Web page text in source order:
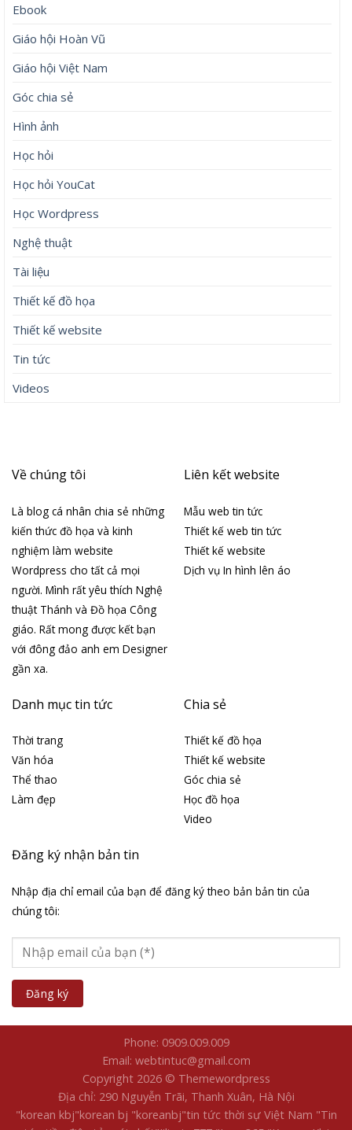
Ebook
Giáo hội Hoàn Vũ
Giáo hội Việt Nam
Góc chia sẻ
Hình ảnh
Học hỏi
Học hỏi YouCat
Học Wordpress
Nghệ thuật
Tài liệu
Thiết kế đồ họa
Thiết kế website
Tin tức
Videos
Về chúng tôi
Là blog cá nhân chia sẻ những
kiến thức đồ họa và kinh
nghiệm làm website
Wordpress cho tất cả mọi
người. Mình rất yêu thích Nghệ
thuật Thánh và Đồ họa Công
giáo. Rất mong được kết bạn
với đông đảo anh em Designer
gần xa.
Liên kết website
Mẫu web tin tức
Thiết kế web tin tức
Thiết kế website
Dịch vụ In hình lên áo
Danh mục tin tức
Thời trang
Văn hóa
Thể thao
Làm đẹp
Chia sẻ
Thiết kế đồ họa
Thiết kế website
Góc chia sẻ
Học đồ họa
Video
Đăng ký nhận bản tin
Nhập địa chỉ email của bạn để đăng ký theo bản bản tin của
chúng tôi:
Phone: 0909.009.009
Email: webtintuc@gmail.com
Copyright 2026 © Themewordpress
Địa chỉ: 290 Nguyễn Trãi, Thanh Xuân, Hà Nội
"korean kbj​"korean bj "koreanbj​"tin tức thời sự Việt Nam "Tin